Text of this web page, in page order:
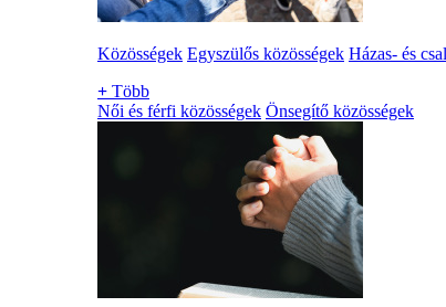
Közösségek Egyszülős közösségek Házas- és
+ Több
Női és férfi közösségek Önsegítő közösségek